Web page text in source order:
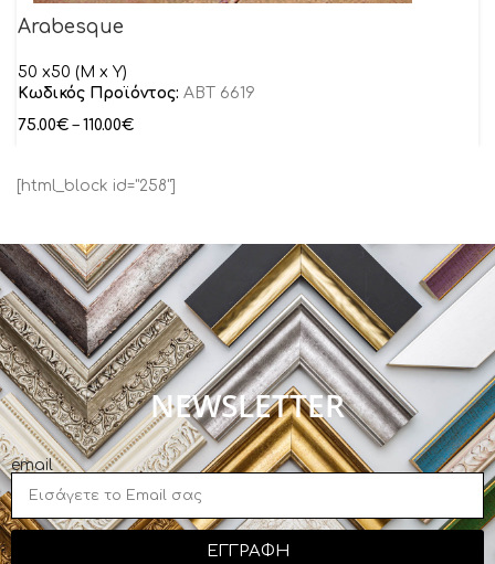
Arabesque
50 x50 (M x Y)
Κωδικός Προϊόντος: ABT 6619
75.00€ – 110.00€
[html_block id="258"]
NEWSLETTER
email
ΕΓΓΡΑΦΗ